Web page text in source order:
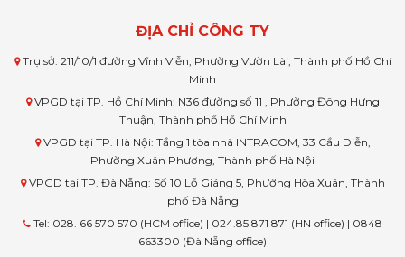
ĐỊA CHỈ CÔNG TY
Trụ sở: 211/10/1 đường Vĩnh Viễn, Phường Vườn Lài, Thành phố Hồ Chí
Minh
VPGD tại TP. Hồ Chí Minh: N36 đường số 11 , Phường Đông Hưng
Thuận, Thành phố Hồ Chí Minh
VPGD tại TP. Hà Nội: Tầng 1 tòa nhà INTRACOM, 33 Cầu Diễn,
Phường Xuân Phương, Thành phố Hà Nội
VPGD tại TP. Đà Nẵng: Số 10 Lỗ Giáng 5, Phường Hòa Xuân, Thành
phố Đà Nẵng
Tel: 028. 66 570 570 (HCM office) | 024.85 871 871 (HN office) | 0848
663300 (Đà Nẵng office)